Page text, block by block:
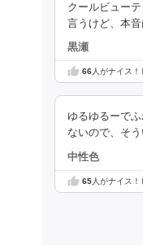
クールビュー
言うけど、本
黒瀬
66人がナイス
ゆるゆるーで
ないので、そ
中性色
65人がナイス